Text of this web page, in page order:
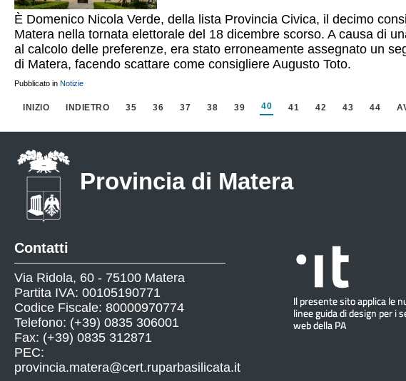
È Domenico Nicola Verde, della lista Provincia Civica, il decimo
Matera nella tornata elettorale del 18 dicembre scorso. A causa di
al calcolo delle preferenze, era stato erroneamente assegnato un
di Matera, facendo scattare come consigliere Augusto Toto.
Pubblicato in Notizie
INIZIO INDIETRO 35 36 37 38 39 40 41 42 43 44
Provincia di Matera
Contatti
Via Ridola, 60 - 75100 Matera
Partita IVA: 00105190771
Codice Fiscale: 80000970774
Telefono: (+39) 0835 306001
Fax: (+39) 0835 312871
PEC:
provincia.matera@cert.ruparbasilicata.it